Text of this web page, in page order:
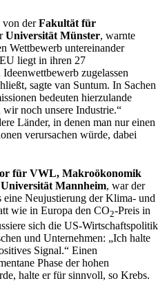
von derFakultät für
Universität Münster, warnte
Wettbewerb untereinander
liegt in ihren 27
zugelassen
sagte van Suntum. In Sachen
bedeuten hierzulande
noch unsere Industrie.“
Länder, in denen man nur einen
verursachen würde, dabei
für VWL, Makroökonomik
Mannheim, war der
Neujustierung der Klima- und
wie in Europa den CO2-Preis in
sich die US-Wirtschaftspolitik
und Unternehmen: „Ich halte
Signal.“ Einen
Phase der hohen
halte er für sinnvoll, so Krebs.